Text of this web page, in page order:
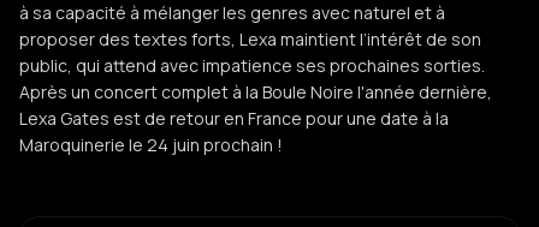
à sa capacité à mélanger les genres avec naturel et à
proposer des textes forts, Lexa maintient l’intérêt de son
public, qui attend avec impatience ses prochaines sorties.
Après un concert complet à la Boule Noire l'année dernière,
Lexa Gates est de retour en France pour une date à la
Maroquinerie le 24 juin prochain !